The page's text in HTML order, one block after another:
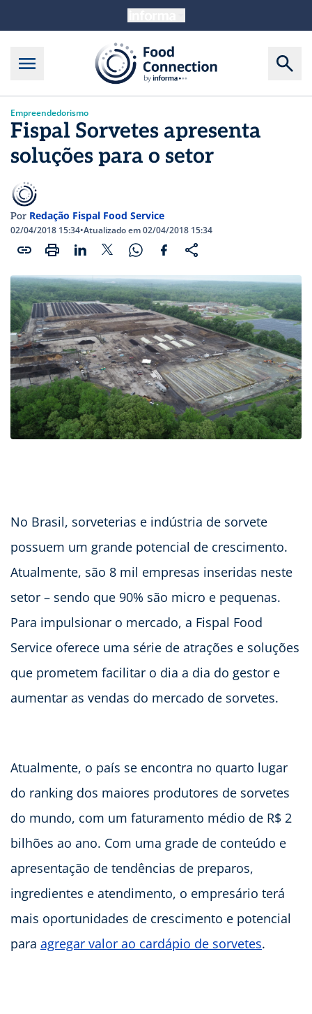
Empreendedorismo
Fispal Sorvetes apresenta
soluções para o setor
Por Redação Fispal Food Service
02/04/2018 15:34•Atualizado em 02/04/2018 15:34
No Brasil, sorveterias e indústria de sorvete
possuem um grande potencial de crescimento.
Atualmente, são 8 mil empresas inseridas neste
setor – sendo que 90% são micro e pequenas.
Para impulsionar o mercado, a Fispal Food
Service oferece uma série de atrações e soluções
que prometem facilitar o dia a dia do gestor e
aumentar as vendas do mercado de sorvetes.
Atualmente, o país se encontra no quarto lugar
do ranking dos maiores produtores de sorvetes
do mundo, com um faturamento médio de R$ 2
bilhões ao ano. Com uma grade de conteúdo e
apresentação de tendências de preparos,
ingredientes e atendimento, o empresário terá
mais oportunidades de crescimento e potencial
para agregar valor ao cardápio de sorvetes.